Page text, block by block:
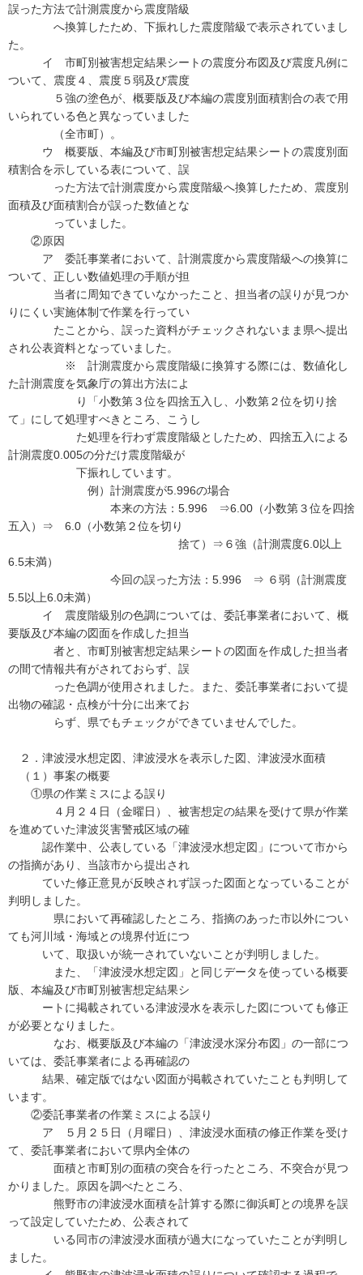
誤った方法で計測震度から震度階級
へ換算したため、下振れした震度階級で表示されていまし
た。
イ 市町別被害想定結果シートの震度分布図及び震度凡例に
ついて、震度４、震度５弱及び震度
５強の塗色が、概要版及び本編の震度別面積割合の表で用
いられている色と異なっていました
（全市町）。
ウ 概要版、本編及び市町別被害想定結果シートの震度別面
積割合を示している表について、誤
った方法で計測震度から震度階級へ換算したため、震度別
面積及び面積割合が誤った数値とな
っていました。
②原因
ア 委託事業者において、計測震度から震度階級への換算に
ついて、正しい数値処理の手順が担
当者に周知できていなかったこと、担当者の誤りが見つか
りにくい実施体制で作業を行ってい
たことから、誤った資料がチェックされないまま県へ提出
され公表資料となっていました。
※ 計測震度から震度階級に換算する際には、数値化し
た計測震度を気象庁の算出方法によ
り「小数第３位を四捨五入し、小数第２位を切り捨
て」にして処理すべきところ、こうし
た処理を行わず震度階級としたため、四捨五入による
計測震度0.005の分だけ震度階級が
下振れしています。
例）計測震度が5.996の場合
本来の方法：5.996 ⇒6.00（小数第３位を四捨
五入）⇒ 6.0（小数第２位を切り
捨て）⇒６強（計測震度6.0以上
6.5未満）
今回の誤った方法：5.996 ⇒ ６弱（計測震度
5.5以上6.0未満）
イ 震度階級別の色調については、委託事業者において、概
要版及び本編の図面を作成した担当
者と、市町別被害想定結果シートの図面を作成した担当者
の間で情報共有がされておらず、誤
った色調が使用されました。また、委託事業者において提
出物の確認・点検が十分に出来てお
らず、県でもチェックができていませんでした。
２．津波浸水想定図、津波浸水を表示した図、津波浸水面積
（１）事案の概要
①県の作業ミスによる誤り
４月２４日（金曜日）、被害想定の結果を受けて県が作業
を進めていた津波災害警戒区域の確
認作業中、公表している「津波浸水想定図」について市から
の指摘があり、当該市から提出され
ていた修正意見が反映されず誤った図面となっていることが
判明しました。
県において再確認したところ、指摘のあった市以外につい
ても河川域・海域との境界付近につ
いて、取扱いが統一されていないことが判明しました。
また、「津波浸水想定図」と同じデータを使っている概要
版、本編及び市町別被害想定結果シ
ートに掲載されている津波浸水を表示した図についても修正
が必要となりました。
なお、概要版及び本編の「津波浸水深分布図」の一部につ
いては、委託事業者による再確認の
結果、確定版ではない図面が掲載されていたことも判明して
います。
②委託事業者の作業ミスによる誤り
ア ５月２５日（月曜日）、津波浸水面積の修正作業を受け
て、委託事業者において県内全体の
面積と市町別の面積の突合を行ったところ、不突合が見つ
かりました。原因を調べたところ、
熊野市の津波浸水面積を計算する際に御浜町との境界を誤
って設定していたため、公表されて
いる同市の津波浸水面積が過大になっていたことが判明し
ました。